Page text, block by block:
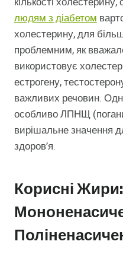
людям з діабетом
холестерину, для
проблемним, як
використовує
естрогену,
важливих речовин.
особливо ЛПНЩ
вирішальне значення
здоров’я.
Корисні Жири: